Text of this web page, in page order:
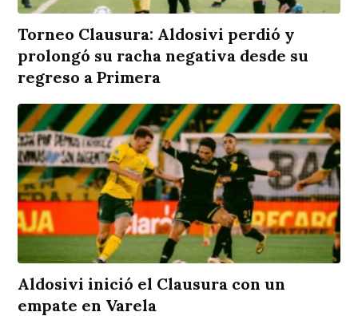
Torneo Clausura: Aldosivi perdió y
prolongó su racha negativa desde su
regreso a Primera
Aldosivi inició el Clausura con un
empate en Varela